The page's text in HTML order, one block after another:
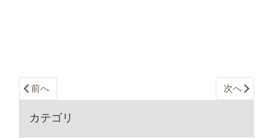
前へ 次へ
カテゴリ